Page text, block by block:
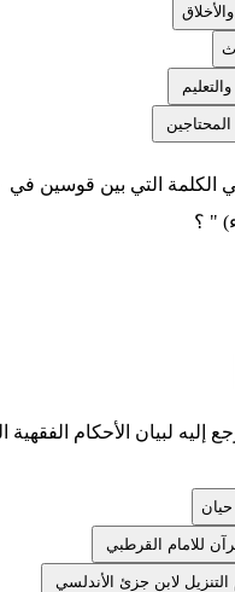
الكلمة التي بين قوسين في
" ؟
إليه لبيان الأحكام الفقهية
للامام القرطبي
لابن جزئ الأندلسي